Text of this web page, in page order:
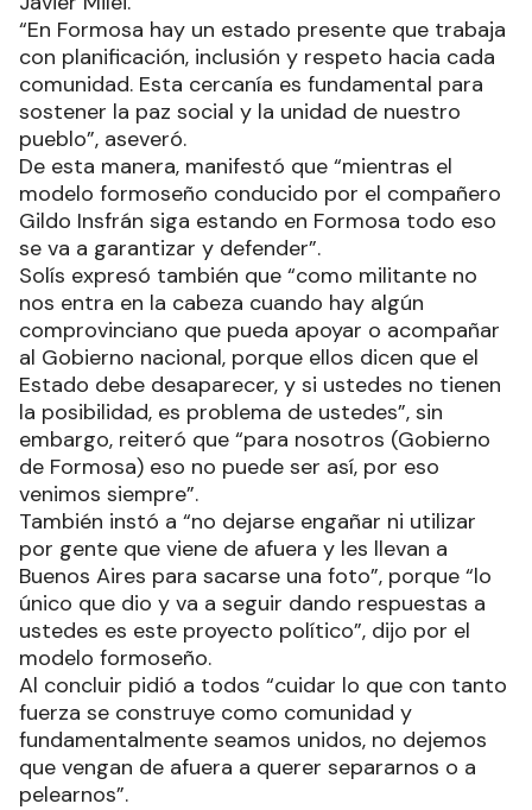
“En Formosa hay un estado presente que trabaja
con planificación, inclusión y respeto hacia cada
comunidad. Esta cercanía es fundamental para
sostener la paz social y la unidad de nuestro
pueblo”, aseveró.
De esta manera, manifestó que “mientras el
modelo formoseño conducido por el compañero
Gildo Insfrán siga estando en Formosa todo eso
se va a garantizar y defender”.
Solís expresó también que “como militante no
nos entra en la cabeza cuando hay algún
comprovinciano que pueda apoyar o acompañar
al Gobierno nacional, porque ellos dicen que el
Estado debe desaparecer, y si ustedes no tienen
la posibilidad, es problema de ustedes”, sin
embargo, reiteró que “para nosotros (Gobierno
de Formosa) eso no puede ser así, por eso
venimos siempre”.
También instó a “no dejarse engañar ni utilizar
por gente que viene de afuera y les llevan a
Buenos Aires para sacarse una foto”, porque “lo
único que dio y va a seguir dando respuestas a
ustedes es este proyecto político”, dijo por el
modelo formoseño.
Al concluir pidió a todos “cuidar lo que con tanto
fuerza se construye como comunidad y
fundamentalmente seamos unidos, no dejemos
que vengan de afuera a querer separarnos o a
pelearnos”.